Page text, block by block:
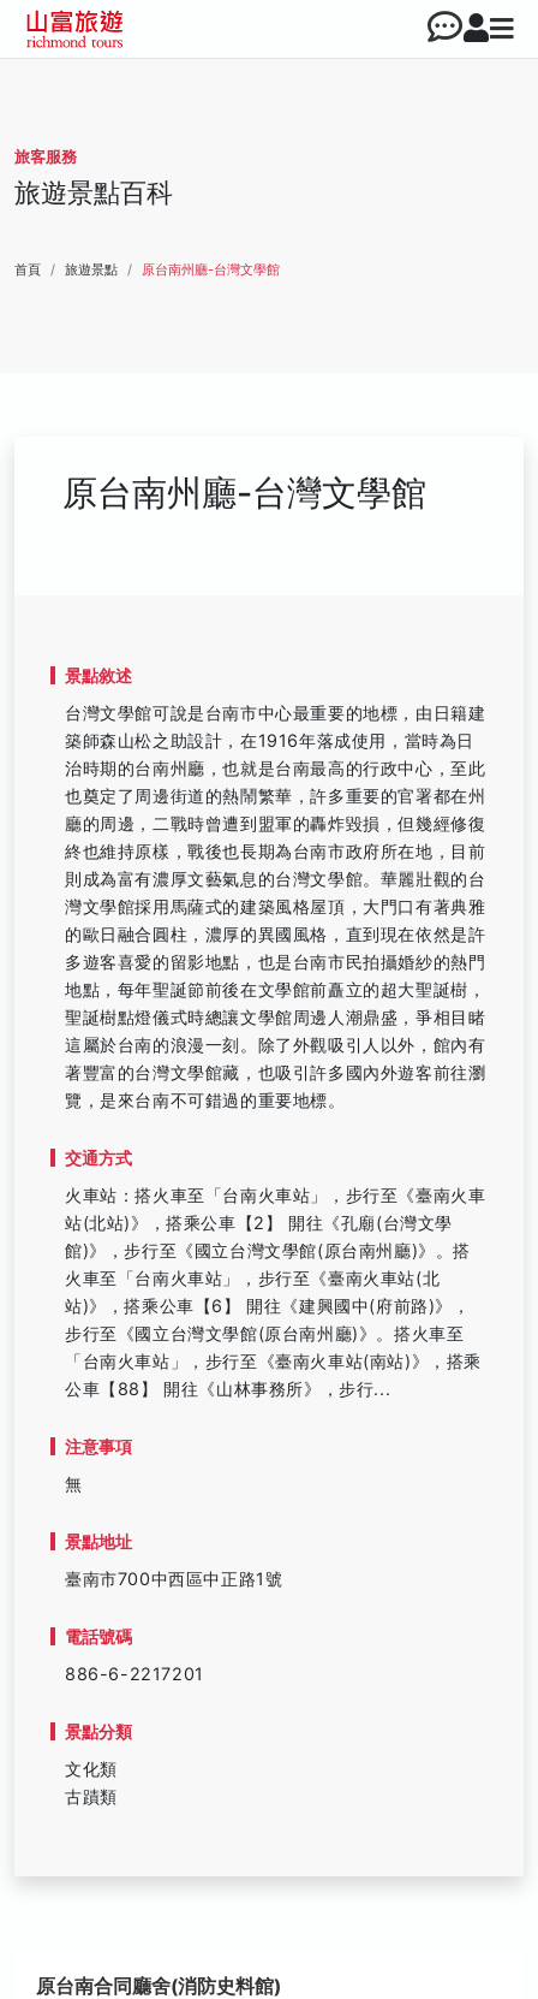
旅客服務
旅遊景點百科
首頁 旅遊景點 原台南州廳-台灣文學館
原台南州廳-台灣文學館
景點敘述
台灣文學館可說是台南市中心最重要的地標，由日籍建
築師森山松之助設計，在1916年落成使用，當時為日
治時期的台南州廳，也就是台南最高的行政中心，至此
也奠定了周邊街道的熱鬧繁華，許多重要的官署都在州
廳的周邊，二戰時曾遭到盟軍的轟炸毀損，但幾經修復
終也維持原樣，戰後也長期為台南市政府所在地，目前
則成為富有濃厚文藝氣息的台灣文學館。華麗壯觀的台
灣文學館採用馬薩式的建築風格屋頂，大門口有著典雅
的歐日融合圓柱，濃厚的異國風格，直到現在依然是許
多遊客喜愛的留影地點，也是台南市民拍攝婚紗的熱門
地點，每年聖誕節前後在文學館前矗立的超大聖誕樹，
聖誕樹點燈儀式時總讓文學館周邊人潮鼎盛，爭相目睹
這屬於台南的浪漫一刻。除了外觀吸引人以外，館內有
著豐富的台灣文學館藏，也吸引許多國內外遊客前往瀏
覽，是來台南不可錯過的重要地標。
交通方式
火車站：搭火車至「台南火車站」，步行至《臺南火車
站(北站)》，搭乘公車【2】 開往《孔廟(台灣文學
館)》，步行至《國立台灣文學館(原台南州廳)》。搭
火車至「台南火車站」，步行至《臺南火車站(北
站)》，搭乘公車【6】 開往《建興國中(府前路)》，
步行至《國立台灣文學館(原台南州廳)》。搭火車至
「台南火車站」，步行至《臺南火車站(南站)》，搭乘
公車【88】 開往《山林事務所》，步行...
注意事項
無
景點地址
臺南市700中西區中正路1號
電話號碼
886-6-2217201
景點分類
文化類
古蹟類
原台南合同廳舍(消防史料館)